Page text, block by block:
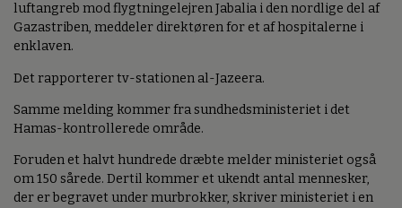
luftangreb mod flygtningelejren Jabalia i den nordlige del af
Gazastriben, meddeler direktøren for et af hospitalerne i
enklaven.
Det rapporterer tv-stationen al-Jazeera.
Samme melding kommer fra sundhedsministeriet i det
Hamas-kontrollerede område.
Foruden et halvt hundrede dræbte melder ministeriet også
om 150 sårede. Dertil kommer et ukendt antal mennesker,
der er begravet under murbrokker, skriver ministeriet i en